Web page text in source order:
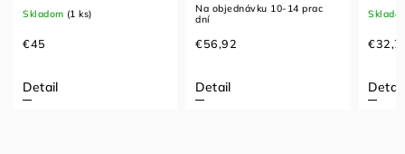
Skladom (1 ks)
€45
Detail
Na objednávku 10-14 prac
dní
€56,92
Detail Detail